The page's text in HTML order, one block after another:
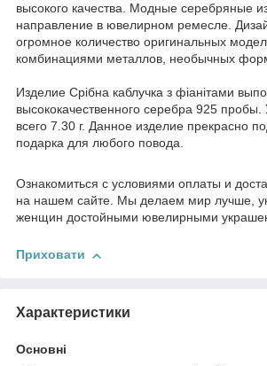
высокого качества. Модные серебряные
направление в ювелирном ремесле.
огромное количество оригинальных
комбинациями металлов, необычных
Изделие Срібна каблучка з фіанітами
высококачественного серебра 925
всего 7.30 г. Данное изделие прекрасно
подарка для любого повода.
Ознакомиться с условиями оплаты и
на нашем сайте. Мы делаем мир лучше,
женщин достойными ювелирными
Приховати
Характеристики
Основні